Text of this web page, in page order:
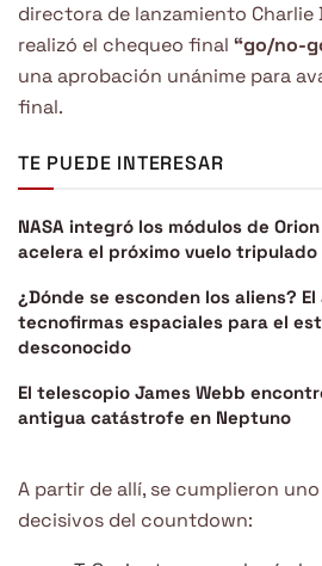
directora de lanzamiento
realizó el chequeo final “go/no-
una aprobación unánime para
final.
TE PUEDE INTERESAR
NASA integró los módulos de
acelera el próximo vuelo
¿Dónde se esconden los aliens?
tecnofirmas espaciales para el
desconocido
El telescopio James Webb
antigua catástrofe en Neptuno
A partir de allí, se cumplieron
decisivos del countdown: